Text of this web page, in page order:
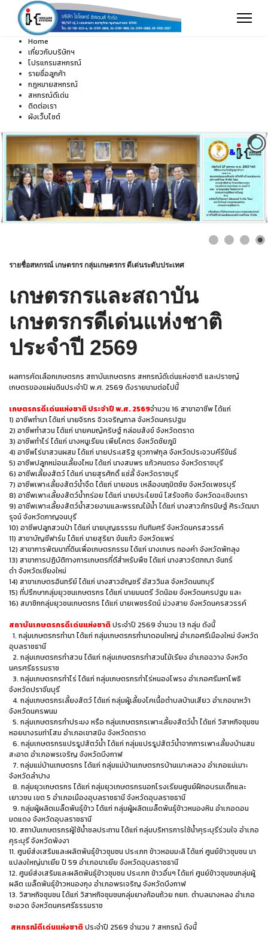
Home
เกี่ยวกับบริษัทฯ
โปรแกรมสหกรณ์
รายชื่อลูกค้า
กฎหมายสหกรณ์
สหกรณ์ดีเด่น
ติดต่อเรา
ผังเว็บไซต์
รายชื่อสหกรณ์ เกษตรกร กลุ่มเกษตรกร ดีเด่นระดับประเทศ
เกษตรกรและสถาบัน
เกษตรกรดีเด่นแห่งชาติ
ประจำปี 2569
ผลการคัดเลือกเกษตรกร สถาบันเกษตรกร สหกรณ์ดีเด่นแห่งชาติ และปราชญ์
เกษตรของแผ่นดินประจำปี พ.ศ. 2569 ดังรายนามต่อไปนี้
เกษตรกรดีเด่นแห่งชาติ ประจำปีพ.ศ.2569จำนวน 16 สาขาอาชีพได้แก่
1) อาชีพทำนา ได้แก่ นายจิรกร จิวเจริญกาล จังหวัดนครปฐม
2) อาชีพทำสวน ได้แก่ นายคมญ์คริษฐ์กล่อมสังข์จังหวัดตราด
3) อาชีพทำไร่ ได้แก่ นางหนูเรียน เพียโคตร จังหวัดชัยภูมิ
4) อาชีพไร่นาสวนผสม ได้แก่ นายประเสริฐ ยุวกาฬกุล จังหวัดประจวบคีรีขันธ์
5) อาชีพปลูกหม่อนเลี้ยงไหม ได้แก่ นางสมพร แก้วคนตรง จังหวัดราชบุรี
6) อาชีพเลี้ยงสัตว์ได้แก่ นายสุรศักดิ์แซ่ลี้จังหวัดราชบุรี
7) อาชีพเพาะเลี้ยงสัตว์น้ำจืด ได้แก่ นายอมร เหลืองนฤมิตชัย จังหวัดเพชรบุรี
8) อาชีพเพาะเลี้ยงสัตว์น้ำกร่อย ได้แก่ นายประโยชน์โสรัจจกิจ จังหวัดฉะเชิงเทรา
9) อาชีพเพาะเลี้ยงสัตว์น้ำสวยงามและพรรณไม้น้ำ ได้แก่ นางสาวภัทรนิษฐ์ศิระวัฒนา
รุจน์จังหวัดกาญจนบุรี
10) อาชีพปลูกสวนป่า ได้แก่ นายบุญธรรรม ทับทิมศรีจังหวัดนครสวรรค์
11) สาขาบัญชีฟาร์ม ได้แก่ นายสุริยา ขันแก้ว จังหวัดแพร่
12) สาขาการพัฒนาที่ดินเพื่อเกษตรกรรม ได้แก่ นางเกษร ทองคำ จังหวัดพัทลุง
13) สาขาการปฏิบัติทางการเกษตรที่ดีสำหรับพืช ได้แก่ นางสาวรัตฑณา จันทร์
ดำ จังหวัดเชียงใหม่
14) สาขาเกษตรอินทรีย์ได้แก่ นางสาวอัญชรีอัสววิมล จังหวัดนนทบุรี
15) ที่ปรึกษากลุ่มยุวชนเกษตรกร ได้แก่ นายมนตรีวัดน้อย จังหวัดนครปฐม และ
16) สมาชิกกลุ่มยุวชนเกษตรกร ได้แก่ นายเพชรรัตน์ม่วงสาย จังหวัดนครสวรรค์
สถาบันเกษตรกรดีเด่นแห่งชาติ ประจำปี 2569 จำนวน 13 กลุ่ม ดังนี้
1. กลุ่มเกษตรกรทำนา ได้แก่ กลุ่มเกษตรกรทำนาดอนใหญ่ อำเภอศรีเมืองใหม่ จังหวัด
อุบลราชธานี
2. กลุ่มเกษตรกรทำสวน ได้แก่ กลุ่มเกษตรกรทำสวนไม้เรียง อำเภอฉวาง จังหวัด
นครศรีธรรมราช
3. กลุ่มเกษตรกรทำไร่ ได้แก่ กลุ่มเกษตรกรทำไร่หนองโพรง อำเภอศรีมหาโพธิ
จังหวัดปราจีนบุรี
4. กลุ่มเกษตรกรเลี้ยงสัตว์ ได้แก่ กลุ่มผู้เลี้ยงโคเนื้อตำบลบ้านเสียว อำเภอนาหว้า
จังหวัดนครพนม
5. กลุ่มเกษตรกรทำประมง หรือ กลุ่มเกษตรกรเพาะเลี้ยงสัตว์น้ำ ได้แก่ วิสาหกิจชุมชน
หอยนางรมท่าโสม อำเภอเขาสมิง จังหวัดตราด
6. กลุ่มเกษตรกรแปรรูปสัตว์น้ำ ได้แก่ กลุ่มแปรรูปสัตว์น้ำจากการเพาะเลี้ยงบ้านสม
สะอาด อำเภอพรเจริญ จังหวัดบึงกาฬ
7. กลุ่มแม่บ้านเกษตรกร ได้แก่ กลุ่มแม่บ้านเกษตรกรบ้านเมาะหลวง อำเภอแม่เมาะ
จังหวัดลำปาง
8. กลุ่มยุวเกษตรกร ได้แก่ กลุ่มยุวเกษตรกรนอกโรงเรียนศูนย์ฝึกอบรมเด็กและ
เยาวชน เขต 5 อำเภอเมืองอุบลราชธานี จังหวัดอุบลราชธานี
9. กลุ่มผู้ผลิตเมล็ดพันธุ์ข้าว ได้แก่ กลุ่มผู้ผลิตเมล็ดพันธุ์ข้าวหนองหิน อำเภอดอน
มดแดง จังหวัดอุบลราชธานี
10. สถาบันเกษตรกรผู้ใช้น้ำชลประทาน ได้แก่ กลุ่มบริหารการใช้น้ำคุระบุรีร่วมใจ อำเภอ
คุระบุรี จังหวัดพังงา
11. ศูนย์ส่งเสริมและผลิตพันธุ์ข้าวชุมชน ประเภท ข้าวหอมมะลิ ได้แก่ ศูนย์ข้าวชุมชน นา
แปลงใหญ่นาเยีย ปี 59 อำเภอนาเยีย จังหวัดอุบลราชธานี
12. ศูนย์ส่งเสริมและผลิตพันธุ์ข้าวชุมชน ประเภท ข้าวอื่นๆ ได้แก่ ศูนย์ข้าวชุมชนกลุ่มผู้
ผลิต เมล็ดพันธุ์ข้าวหนองกุง อำเภอพรเจริญ จังหวัดบึงกาฬ
13. วิสาหกิจชุมชน ได้แก่ วิสาหกิจชุมชนกลุ่มยางก้อนถ้วย กยท. ตำบลนางหลง อำเภอ
ชะอวด จังหวัดนครศรีธรรมราช
สหกรณ์ดีเด่นแห่งชาติ ประจำปี 2569 จำนวน 7 สหกรณ์ ดังนี้